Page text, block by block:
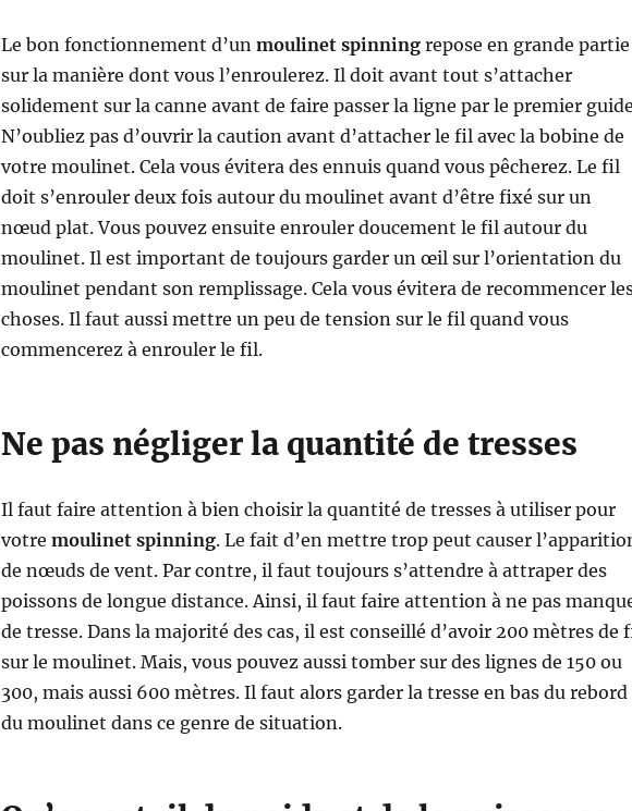
Le bon fonctionnement d’un moulinet spinningrepose en grande partie
sur la manière dont vous l’enroulerez. Il doit avant tout s’attacher
solidement sur la canne avant de faire passer la ligne par le premier
N’oubliez pas d’ouvrir la caution avant d’attacher le fil avec la bobine de
votre moulinet. Cela vous évitera des ennuis quand vous pêcherez. Le fil
doit s’enrouler deux fois autour du moulinet avant d’être fixé sur un
nœud plat. Vous pouvez ensuite enrouler doucement le fil autour du
moulinet. Il est important de toujours garder un œil sur l’orientation du
moulinet pendant son remplissage. Cela vous évitera de recommencer
choses. Il faut aussi mettre un peu de tension sur le fil quand vous
commencerez à enrouler le fil.
Ne pas négliger la quantité de tresses
Il faut faire attention à bien choisir la quantité de tresses à utiliser pour
votre moulinet spinning. Le fait d’en mettre trop peut causer
de nœuds de vent. Par contre, il faut toujours s’attendre à attraper des
poissons de longue distance. Ainsi, il faut faire attention à ne pas
de tresse. Dans la majorité des cas, il est conseillé d’avoir 200 mètres de
sur le moulinet. Mais, vous pouvez aussi tomber sur des lignes de 150 ou
300, mais aussi 600 mètres. Il faut alors garder la tresse en bas du rebord
du moulinet dans ce genre de situation.